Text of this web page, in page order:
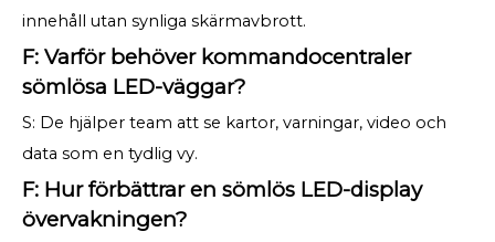
innehåll utan synliga skärmavbrott.
F: Varför behöver kommandocentraler
sömlösa LED-väggar?
S: De hjälper team att se kartor, varningar, video och
data som en tydlig vy.
F: Hur förbättrar en sömlös LED-display
övervakningen?